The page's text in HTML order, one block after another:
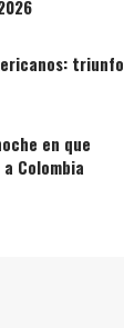
triunfo
en que
Colombia